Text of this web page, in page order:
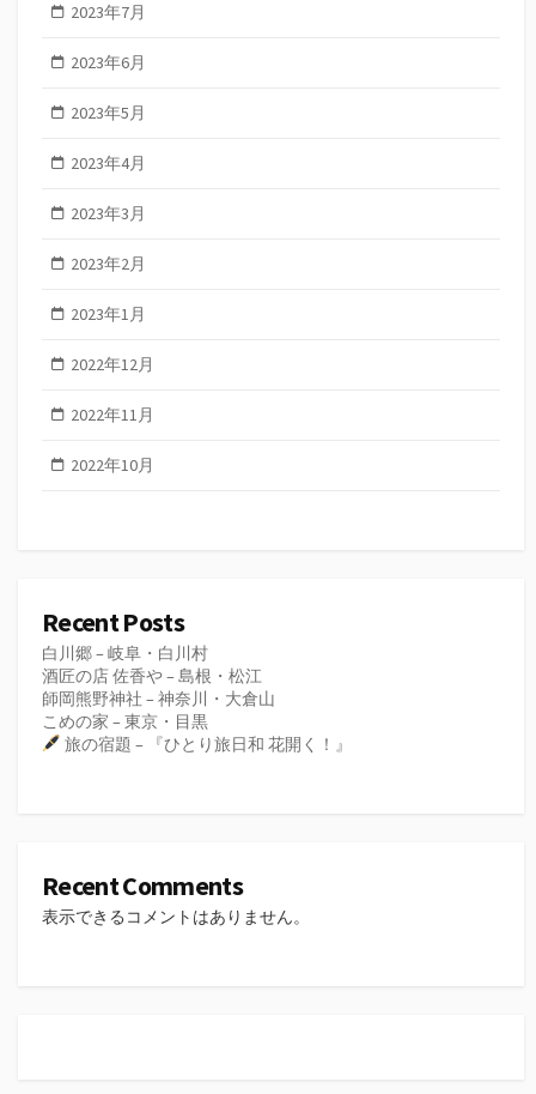
2023年7月
2023年6月
2023年5月
2023年4月
2023年3月
2023年2月
2023年1月
2022年12月
2022年11月
2022年10月
Recent Posts
白川郷 – 岐阜・白川村
酒匠の店 佐香や – 島根・松江
師岡熊野神社 – 神奈川・大倉山
こめの家 – 東京・目黒
旅の宿題 – 『ひとり旅日和 花開く！』
Recent Comments
表示できるコメントはありません。